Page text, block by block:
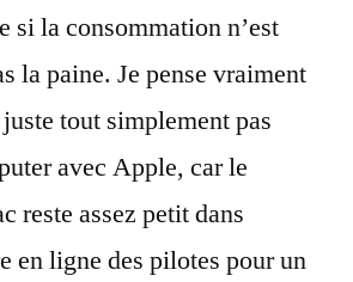
si la consommation n’est
la paine. Je pense vraiment
tout simplement pas
avec Apple, car le
reste assez petit dans
en ligne des pilotes pour un